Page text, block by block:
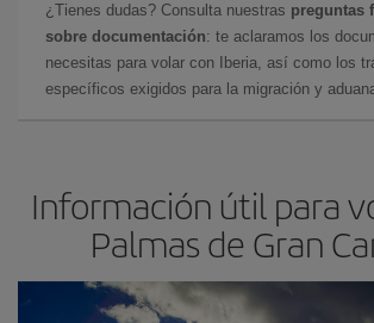
¿Tienes dudas? Consulta nuestras preguntas
sobre documentación: te aclaramos los
necesitas para volar con Iberia, así como los
específicos exigidos para la migración y
Información útil para
Palmas de Gran